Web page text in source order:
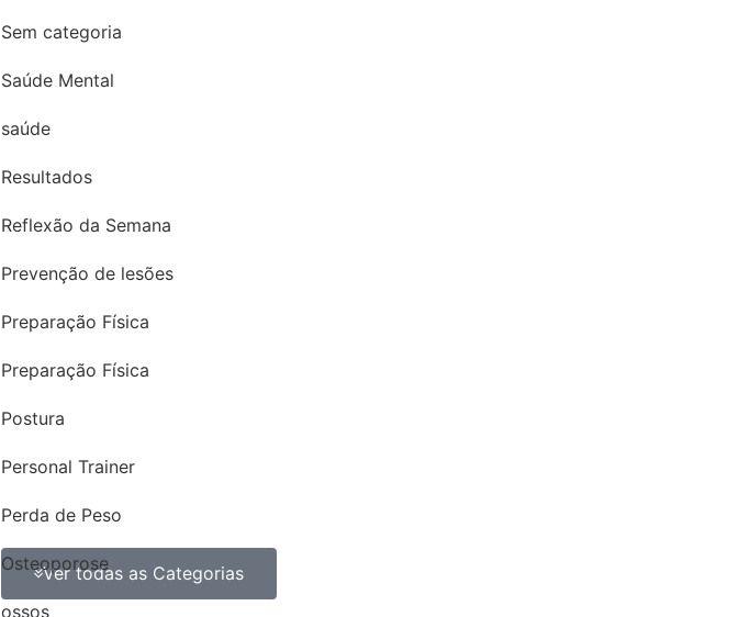
Sem categoria
Saúde Mental
saúde
Resultados
Reflexão da Semana
Prevenção de lesões
Preparação Física
Preparação Física
Postura
Personal Trainer
Perda de Peso
Osteoporose
ossos
Ver todas as Categorias